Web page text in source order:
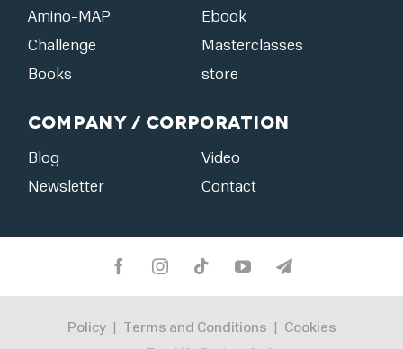
Amino-MAP
Ebook
Challenge
Masterclasses
Books
store
Company / Corporation
Blog
Video
Newsletter
Contact
Policy | Terms and Conditions | Cookies